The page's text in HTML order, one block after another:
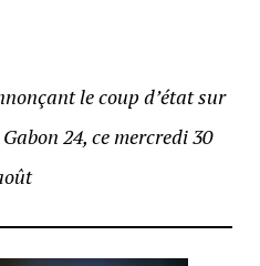
le coup d’état sur
24, ce mercredi 30